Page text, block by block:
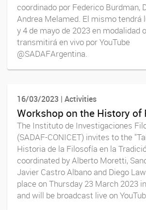
coordinado por Federico Burdman,
Andrea Melamed. El mismo tendrá
y 4 de mayo de 2023 en modalidad
transmitirá en vivo por YouTube
@SADAFArgentina.
16/03/2023 | Activities
Workshop on the History of
The Instituto de Investigaciones
(SADAF-CONICET) invites to the
Historia de la Filosofía en la
coordinated by Alberto Moretti,
Javier Castro Albano and Diego
place on Thursday 23 March 2023
and will be broadcast live on